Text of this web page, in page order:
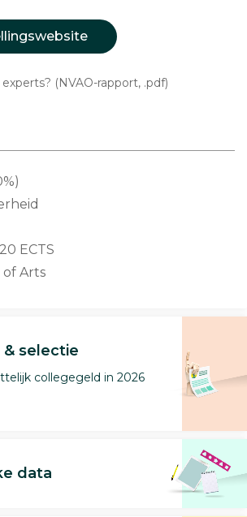
(NVAO-rapport, .pdf)
ECTS
of Arts
selectie
collegegeld in 2026
data